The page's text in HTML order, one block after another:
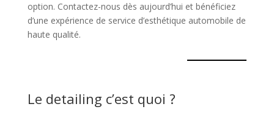
option. Contactez-nous dès aujourd’hui et bénéficiez
d’une expérience de service d’esthétique automobile de
haute qualité.
Le detailing c’est quoi ?